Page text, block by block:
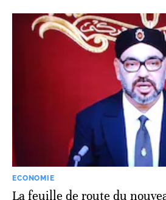
ECONOMIE
La feuille de route du